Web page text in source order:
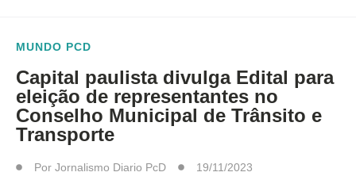
MUNDO PCD
Capital paulista divulga Edital para
eleição de representantes no
Conselho Municipal de Trânsito e
Transporte
Por Jornalismo Diario PcD 19/11/2023